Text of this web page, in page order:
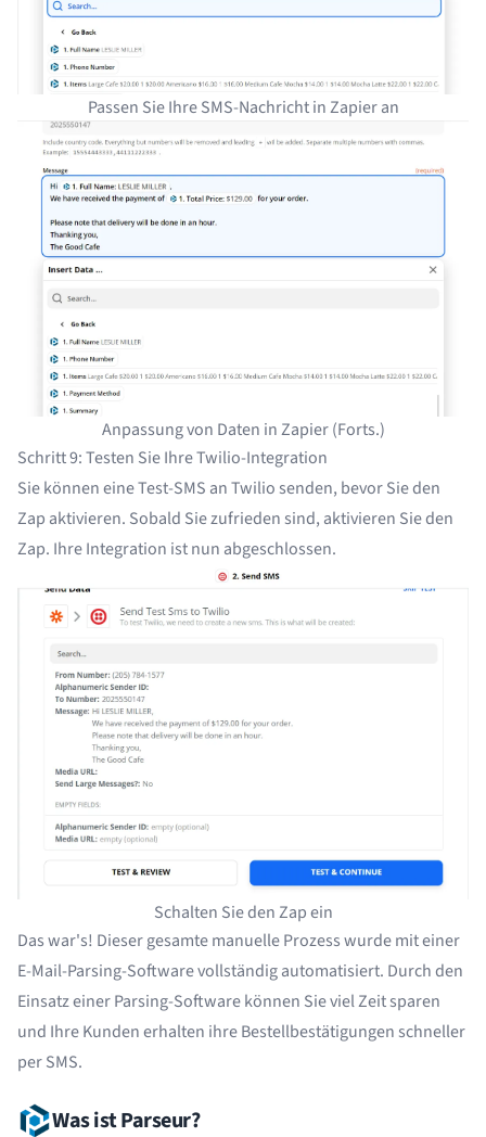
Passen Sie Ihre SMS-Nachricht in Zapier an
Anpassung von Daten in Zapier (Forts.)
Schritt 9: Testen Sie Ihre Twilio-Integration
Sie können eine Test-SMS an Twilio senden, bevor Sie den
Zap aktivieren. Sobald Sie zufrieden sind, aktivieren Sie den
Zap. Ihre Integration ist nun abgeschlossen.
Schalten Sie den Zap ein
Das war's! Dieser gesamte manuelle Prozess wurde mit einer
E-Mail-Parsing-Software vollständig automatisiert. Durch den
Einsatz einer Parsing-Software können Sie viel Zeit sparen
und Ihre Kunden erhalten ihre Bestellbestätigungen schneller
per SMS.
Was ist Parseur?